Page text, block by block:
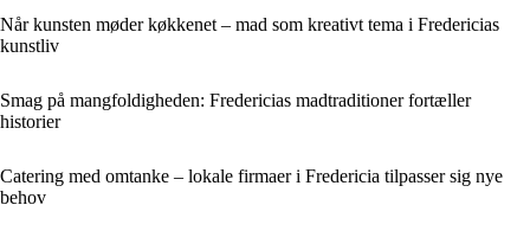
Når kunsten møder køkkenet – mad som kreativt tema i Fredericias
kunstliv
Smag på mangfoldigheden: Fredericias madtraditioner fortæller
historier
Catering med omtanke – lokale firmaer i Fredericia tilpasser sig nye
behov